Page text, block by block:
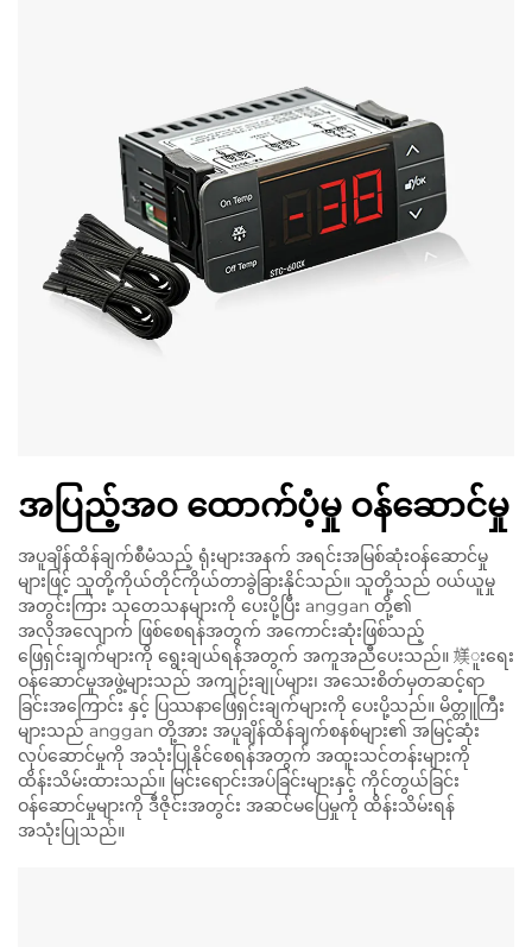
အပြည့်အဝ ထောက်ပံ့မှု ဝန်ဆောင်မှု
အပူချိန်ထိန်ချက်စီမံသည့် ရုံးများအနက် အရင်းအမြစ်ဆုံးဝန်ဆောင်မှု
များဖြင့် သူတို့ကိုယ်တိုင်ကိုယ်တာခွဲခြားနိုင်သည်။ သူတို့သည် ဝယ်ယူမှု
အတွင်းကြား သုတေသနများကို ပေးပို့ပြီး anggan တို့၏
အလိုအလျောက် ဖြစ်စေရန်အတွက် အကောင်းဆုံးဖြစ်သည့်
ဖြေရှင်းချက်များကို ရွေးချယ်ရန်အတွက် အကူအညီပေးသည်။ 媄ူးရေး
ဝန်ဆောင်မှုအဖွဲ့များသည် အကျဉ်းချုပ်များ၊ အသေးစိတ်မှတဆင့်ရာ
ခြင်းအကြောင်း နှင့် ပြဿနာဖြေရှင်းချက်များကို ပေးပို့သည်။ မိတ္တူကြီး
များသည် anggan တို့အား အပူချိန်ထိန်ချက်စနစ်များ၏ အမြင့်ဆုံး
လုပ်ဆောင်မှုကို အသုံးပြုနိုင်စေရန်အတွက် အထူးသင်တန်းများကို
ထိန်းသိမ်းထားသည်။ မြင်းရောင်းအပ်ခြင်းများနှင့် ကိုင်တွယ်ခြင်း
ဝန်ဆောင်မှုများကို ဒီဇိုင်းအတွင်း အဆင်မပြေမှုကို ထိန်းသိမ်းရန်
အသုံးပြုသည်။